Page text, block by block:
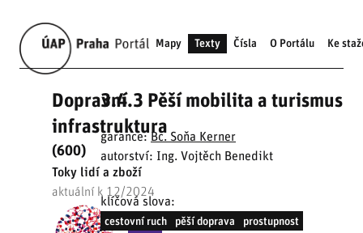
Mapy Texty Čísla O Portálu Ke
Dopravní
infrastruktura
(600)
Toky lidí a zboží
aktuální k 12/2024
3.4.3 Pěší mobilita a turismus
garance:Bc. Soňa Kerner
autorství: Ing. Vojtěch Benedikt
klíčová slova:
cestovní ruch pěší doprava prostupnost